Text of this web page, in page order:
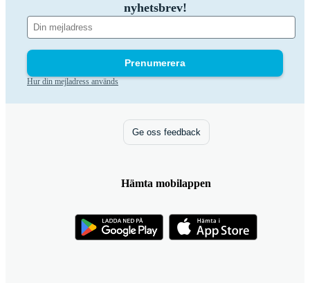
nyhetsbrev!
Prenumerera
Hur din mejladress används
Ge oss feedback
Hämta mobilappen